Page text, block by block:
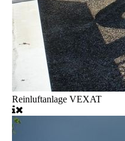
Reinluftanlage VEXAT